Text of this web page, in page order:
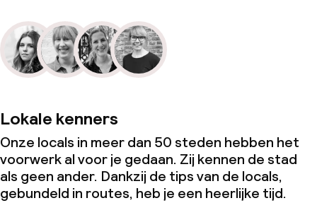
Lokale kenners
Onze locals in meer dan 50 steden hebben het
voorwerk al voor je gedaan. Zij kennen de stad
als geen ander. Dankzij de tips van de locals,
gebundeld in routes, heb je een heerlijke tijd.